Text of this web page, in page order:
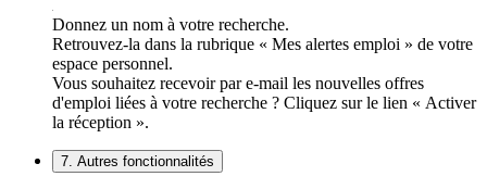
Donnez un nom à votre recherche.
Retrouvez-la dans la rubrique « Mes alertes emploi » de votre
espace personnel.
Vous souhaitez recevoir par e-mail les nouvelles offres
d'emploi liées à votre recherche ? Cliquez sur le lien « Activer
la réception ».
7. Autres fonctionnalités